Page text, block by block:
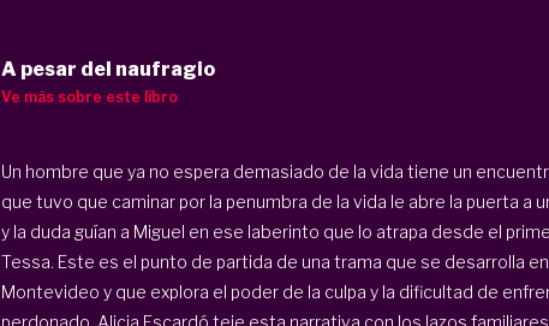
A pesar del naufragio
Ve más sobre este libro
Un hombre que ya no espera demasiado de la vida tiene un
que tuvo que caminar por la penumbra de la vida le abre la puerta a
y la duda guían a Miguel en ese laberinto que lo atrapa desde el
Tessa. Este es el punto de partida de una trama que se desarrolla
Montevideo y que explora el poder de la culpa y la dificultad de
perdonado. Alicia Escardó teje esta narrativa con los lazos